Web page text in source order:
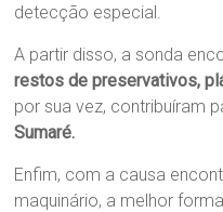
detecção especial.
A partir disso, a sonda
restos de preservativos,
por sua vez, contribuíram
Sumaré.
Enfim, com a causa
maquinário, a melhor